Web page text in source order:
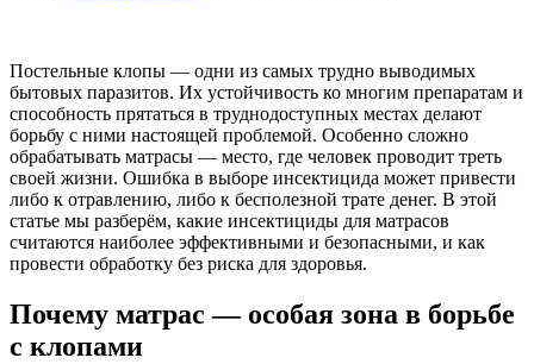
Постельные клопы — одни из самых трудно выводимых
бытовых паразитов. Их устойчивость ко многим препаратам и
способность прятаться в труднодоступных местах делают
борьбу с ними настоящей проблемой. Особенно сложно
обрабатывать матрасы — место, где человек проводит треть
своей жизни. Ошибка в выборе инсектицида может привести
либо к отравлению, либо к бесполезной трате денег. В этой
статье мы разберём, какие инсектициды для матрасов
считаются наиболее эффективными и безопасными, и как
провести обработку без риска для здоровья.
Почему матрас — особая зона в борьбе
с клопами